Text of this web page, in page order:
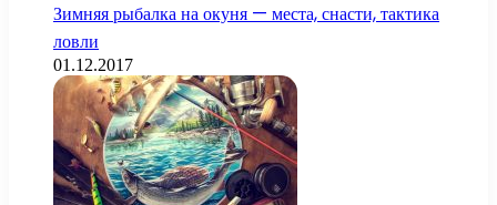
Зимняя рыбалка на окуня — места, снасти, тактика
ловли
01.12.2017